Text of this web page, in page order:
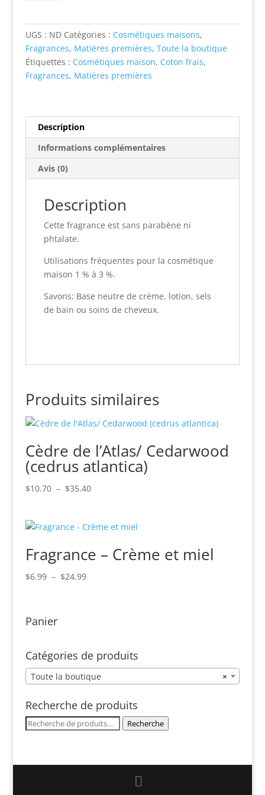
UGS : ND Catégories : Cosmétiques maisons,
Fragrances, Matières premières, Toute la boutique
Étiquettes : Cosmétiques maison, Coton frais,
Fragrances, Matières premières
Description
Informations complémentaires
Avis (0)
Description
Cette fragrance est sans parabène ni
phtalate.
Utilisations fréquentes pour la cosmétique
maison 1 % à 3 %.
Savons; Base neutre de crème, lotion, sels
de bain ou soins de cheveux.
Produits similaires
Cèdre de l’Atlas/ Cedarwood
(cedrus atlantica)
$10.70 – $35.40Plage
$10.70
$35.40
Fragrance – Crème et miel
$6.99 – $24.99Plage
Panier
Catégories de produits
×
Toute la boutique
Recherche de produits
Recherche
Recherche